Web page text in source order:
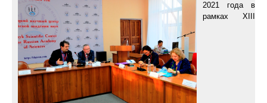
2021 года в
рамках XIII